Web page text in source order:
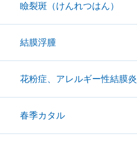
瞼裂斑（けんれつはん）
結膜浮腫
花粉症、アレルギー性結膜炎
春季カタル